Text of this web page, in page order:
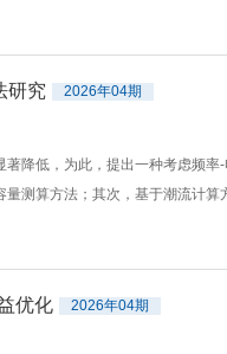
研究 2026年04期
降低，为此，提出一种考虑频
测算方法；其次，基于潮流计算
优化 2026年04期